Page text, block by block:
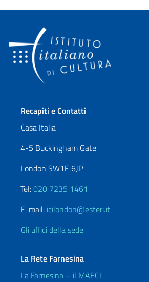
Sezione footer
Recapiti e Contatti
Casa Italia
4-5 Buckingham Gate
London SW1E 6JP
Tel:020 7235 1461
E-mail: icilondon@esteri.it
Gli uffici della sede
La Rete Farnesina
La Farnesina – il MAECI